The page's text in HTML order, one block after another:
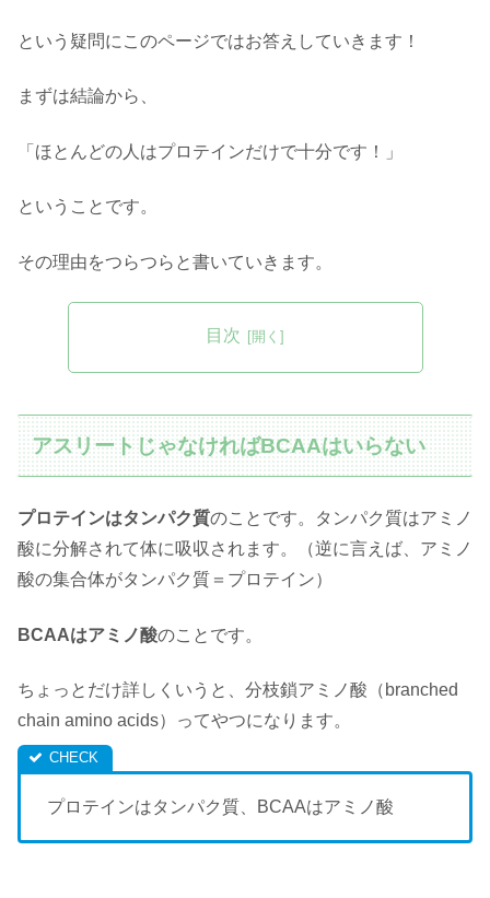
という疑問にこのページではお答えしていきます！
まずは結論から、
「ほとんどの人はプロテインだけで十分です！」
ということです。
その理由をつらつらと書いていきます。
目次
アスリートじゃなければBCAAはいらない
プロテインはタンパク質のことです。タンパク質はアミノ
酸に分解されて体に吸収されます。（逆に言えば、アミノ
酸の集合体がタンパク質＝プロテイン）
BCAAはアミノ酸のことです。
ちょっとだけ詳しくいうと、分枝鎖アミノ酸（branched
chain amino acids）ってやつになります。
プロテインはタンパク質、BCAAはアミノ酸